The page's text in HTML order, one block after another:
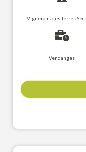
Vignerons des Terres
Vendanges